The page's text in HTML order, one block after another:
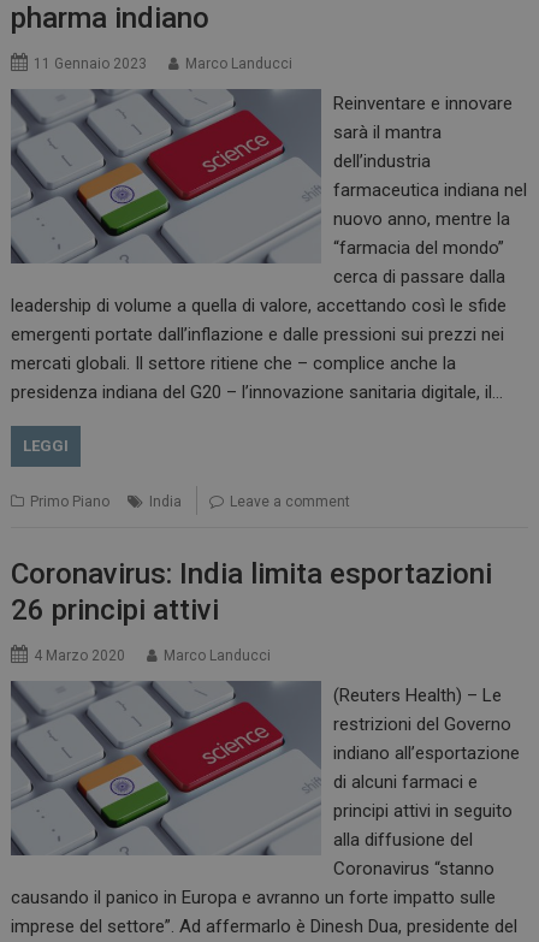
pharma indiano
11 Gennaio 2023 Marco Landucci
Reinventare e innovare
sarà il mantra
dell’industria
farmaceutica indiana nel
nuovo anno, mentre la
“farmacia del mondo”
cerca di passare dalla
leadership di volume a quella di valore, accettando così le sfide
emergenti portate dall’inflazione e dalle pressioni sui prezzi nei
mercati globali. Il settore ritiene che – complice anche la
presidenza indiana del G20 – l’innovazione sanitaria digitale, il…
LEGGI
Primo Piano India Leave a comment
Coronavirus: India limita esportazioni
26 principi attivi
4 Marzo 2020 Marco Landucci
(Reuters Health) – Le
restrizioni del Governo
indiano all’esportazione
di alcuni farmaci e
principi attivi in seguito
alla diffusione del
Coronavirus “stanno
causando il panico in Europa e avranno un forte impatto sulle
imprese del settore”. Ad affermarlo è Dinesh Dua, presidente del